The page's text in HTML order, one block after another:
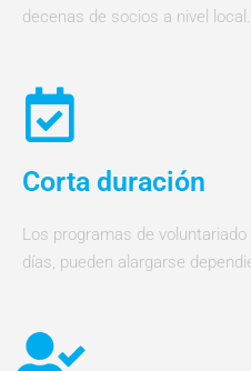
decenas de socios a nivel local.
Corta duración
Los programas de
días, pueden alargarse